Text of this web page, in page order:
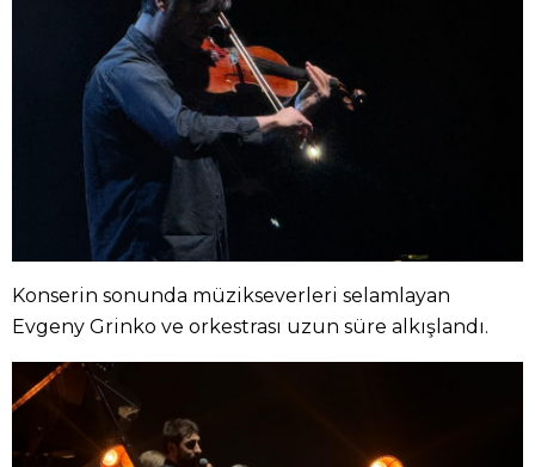
Konserin sonunda müzikseverleri selamlayan
Evgeny Grinko ve orkestrası uzun süre alkışlandı.